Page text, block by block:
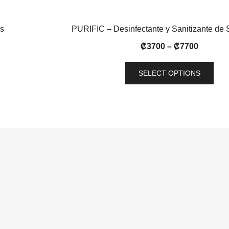
PURIFIC – Desinfectante y Sanitizante de
₡3700– ₡7700
SELECT OPTIONS